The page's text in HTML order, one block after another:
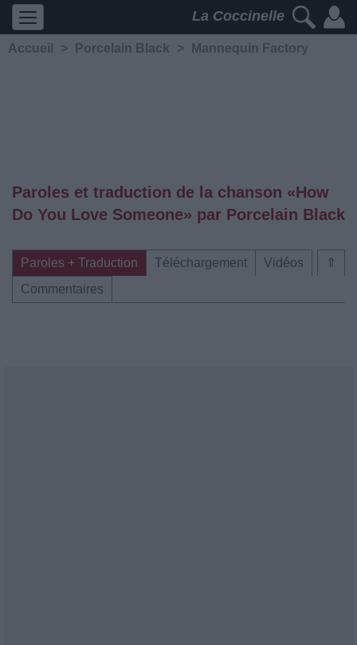
La Coccinelle
Accueil > Porcelain Black > Mannequin Factory
Paroles et traduction de la chanson «How
Do You Love Someone» par Porcelain Black
⇑
Paroles + Traduction Téléchargement
Vidéos
Commentaires